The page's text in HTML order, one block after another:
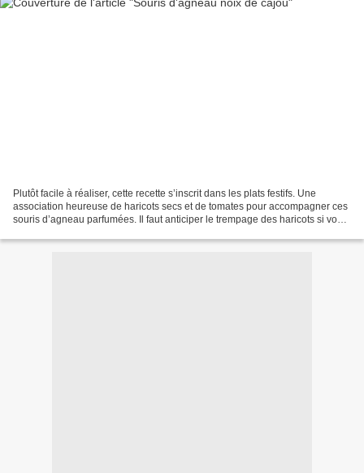
Plutôt facile à réaliser, cette recette s’inscrit dans les plats festifs. Une
association heureuse de haricots secs et de tomates pour accompagner ces
souris d’agneau parfumées. Il faut anticiper le trempage des haricots si vous